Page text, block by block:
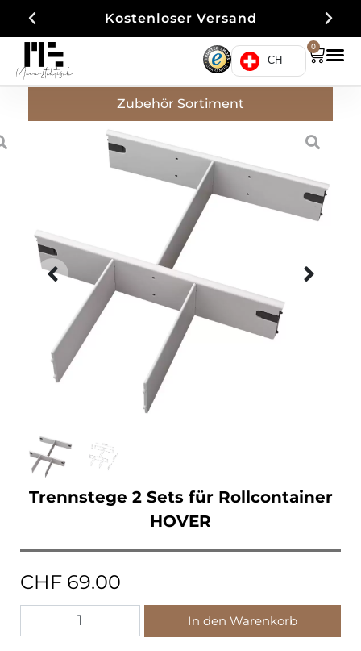
Kostenloser Versand
CH
0
Zubehör Sortiment
Trennstege 2 Sets für Rollcontainer
HOVER
CHF 69.00
In den Warenkorb
Alternative: